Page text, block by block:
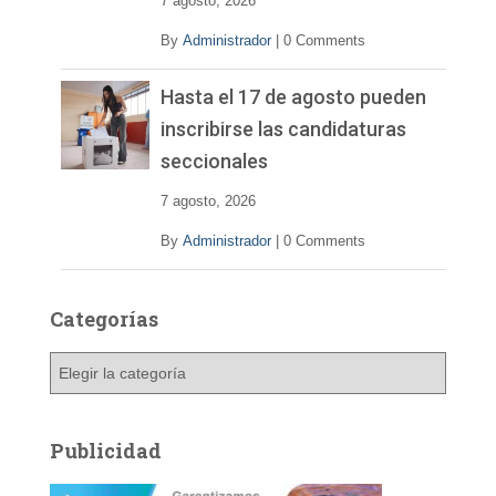
By Administrador 0 Comments
Hasta el 17 de agosto pueden
inscribirse las candidaturas
seccionales
7 agosto, 2026
By Administrador 0 Comments
Categorías
g
o
Publicidad